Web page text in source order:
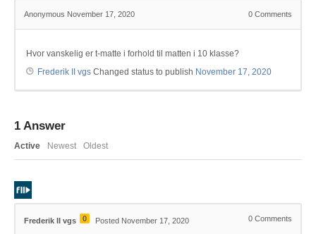
Anonymous November 17, 2020 0 Comments
Hvor vanskelig er t-matte i forhold til matten i 10 klasse?
Frederik II vgs Changed status to publish November 17, 2020
1 Answer
Active Newest Oldest
Frederik II vgs 0 Posted November 17, 2020 0 Comments